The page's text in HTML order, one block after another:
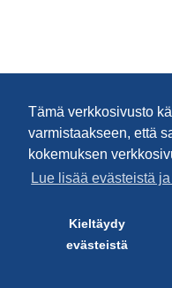
Tämä verkkosivusto
varmistaakseen, että
kokemuksen
Lue lisää evästeistä
Kieltäydy
evästeistä